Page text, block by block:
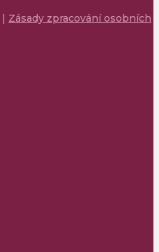
Zásady zpracování osobních